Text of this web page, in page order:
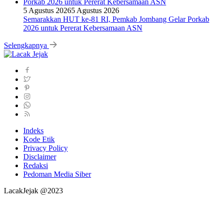
5 Agustus 20265 Agustus 2026
Semarakkan HUT ke-81 RI, Pemkab Jombang Gelar Porkab
2026 untuk Pererat Kebersamaan ASN
Selengkapnya
Indeks
Kode Etik
Privacy Policy
Disclaimer
Redaksi
Pedoman Media Siber
LacakJejak @2023